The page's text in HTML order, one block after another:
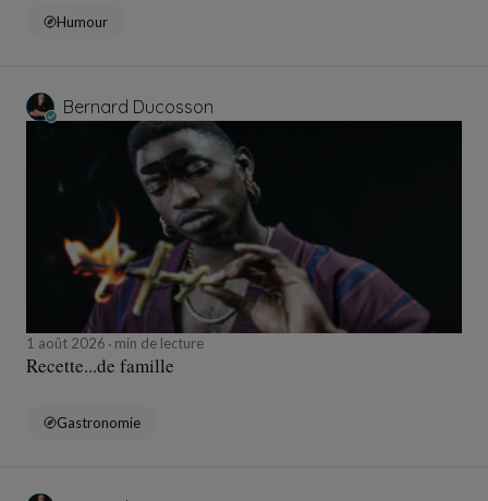
Humour
Bernard Ducosson
1 août 2026 min de lecture
Recette...de famille
Gastronomie